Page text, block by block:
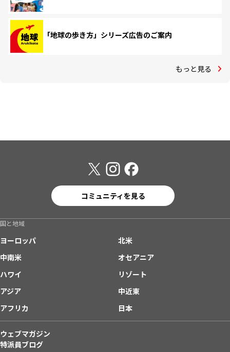
「地球の歩き方」シリーズ広告のご案内
もっと見る
コミュニティを見る
国と地域
ヨーロッパ
北米
中南米
オセアニア
ハワイ
リゾート
アジア
中近東
アフリカ
日本
ウェブマガジン
特派員ブログ